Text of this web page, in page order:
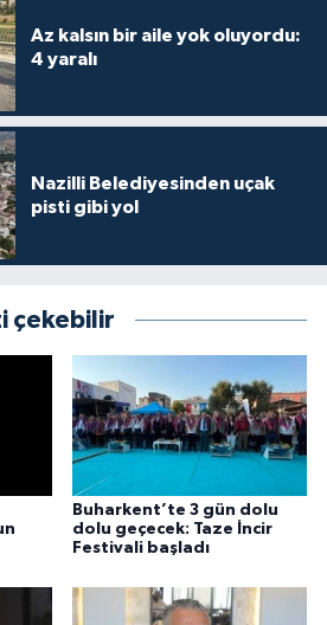
Az kalsın bir aile yok oluyordu:
4 yaralı
Nazilli Belediyesinden uçak
pisti gibi yol
çekebilir
Buharkent’te 3 gün dolu
dolu geçecek: Taze İncir
Festivali başladı